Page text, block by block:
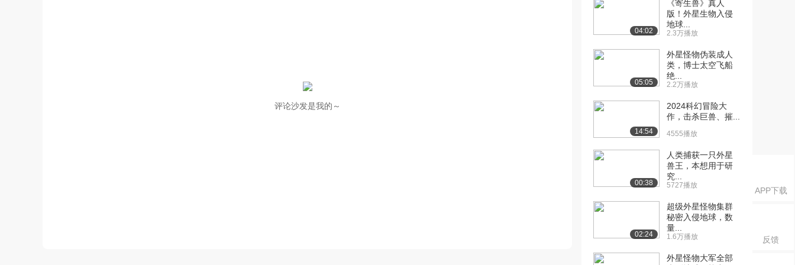
APP下载
反馈
评论沙发是我的～
04:02
《寄生兽》真人
版！外星生物入侵
地球...
2.3万播放
05:05
外星怪物伪装成人
类，博士太空飞船
绝...
2.2万播放
14:54
2024科幻冒险大
作，击杀巨兽、摧...
4555播放
00:38
人类捕获一只外星
兽王，本想用于研
究...
5727播放
02:24
超级外星怪物集群
秘密入侵地球，数
量...
1.6万播放
外星怪物大军全部